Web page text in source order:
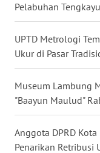
Pelabuhan
UPTD Metrologi
Ukur di Pasar
Museum Lambung
"Baayun Maulud"
Anggota DPRD
Penarikan Retribusi
WN
JATENG
WN
NUSANTARA
WN
JOGJA
WN